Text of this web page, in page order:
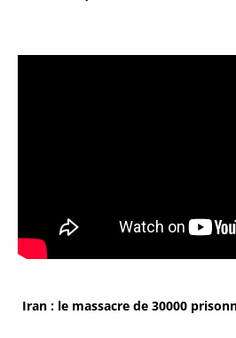
Iran : le massacre de 30000